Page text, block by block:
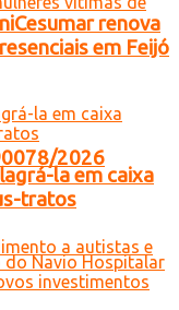
2026
renova
em Feijó
la em caixa
tratos